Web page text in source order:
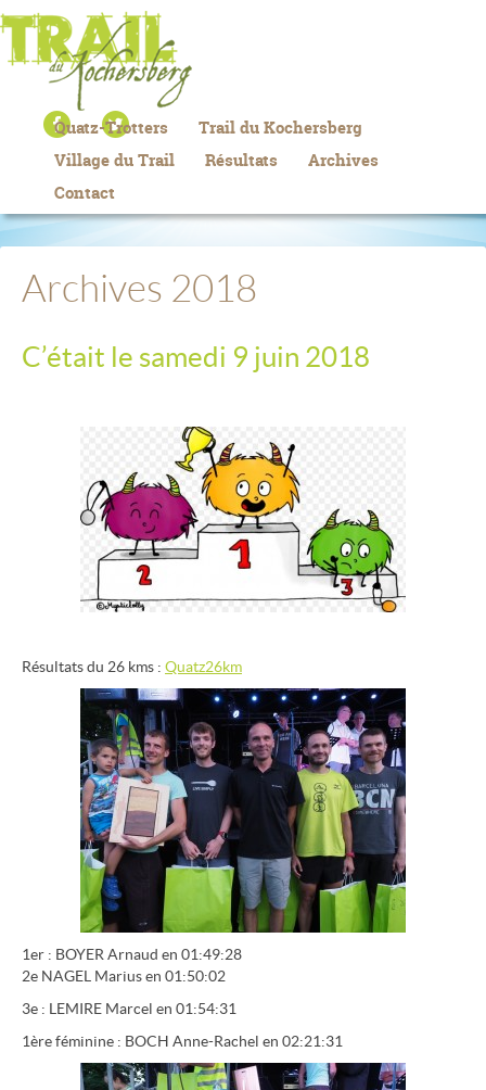
Quatz-Trotters
Trail du Kochersberg
Village du Trail
Résultats
Archives
Contact
Archives 2018
C’était le samedi 9 juin 2018
Résultats du 26 kms : Quatz26km
1er : BOYER Arnaud en 01:49:28
2e NAGEL Marius en 01:50:02
3e : LEMIRE Marcel en 01:54:31
1ère féminine : BOCH Anne-Rachel en 02:21:31